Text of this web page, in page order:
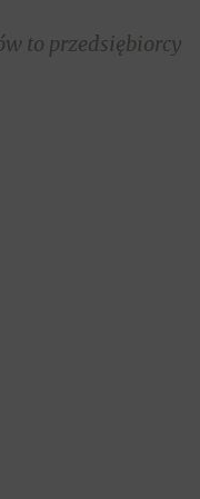
to przedsiębiorcy